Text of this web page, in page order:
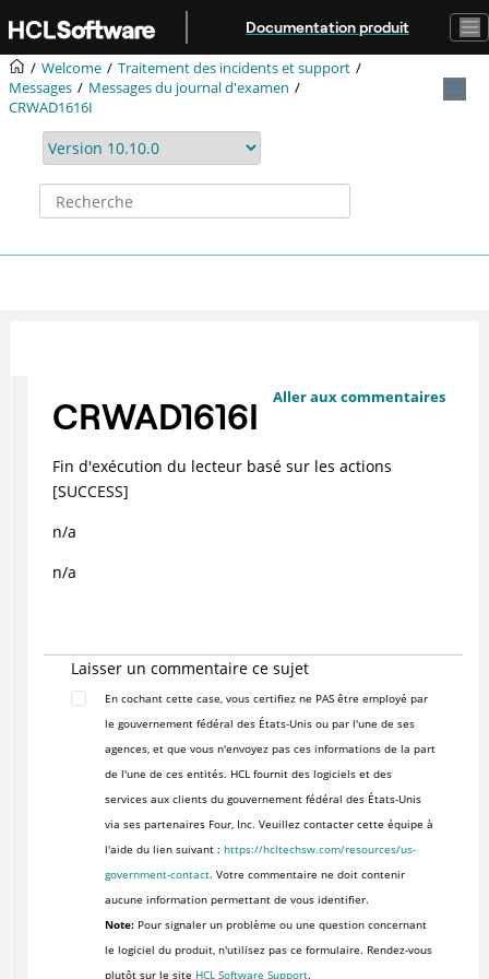
Aller au contenu principal
Documentation produit
Welcome
Traitement des incidents et support
Messages
Messages du journal d'examen
CRWAD1616I
Aller aux commentaires
CRWAD1616I
Fin d'exécution du lecteur basé sur les actions
[SUCCESS]
n/a
n/a
Laisser un commentaire ce sujet
En cochant cette case, vous certifiez ne PAS être employé par
le gouvernement fédéral des États-Unis ou par l'une de ses
agences, et que vous n'envoyez pas ces informations de la part
de l'une de ces entités. HCL fournit des logiciels et des
services aux clients du gouvernement fédéral des États-Unis
via ses partenaires Four, Inc. Veuillez contacter cette équipe à
l'aide du lien suivant : https://hcltechsw.com/resources/us-
government-contact. Votre commentaire ne doit contenir
aucune information permettant de vous identifier.
Note:Pour signaler un problème ou une question concernant
le logiciel du produit, n'utilisez pas ce formulaire. Rendez-vous
plutôt sur le site HCL Software Support.